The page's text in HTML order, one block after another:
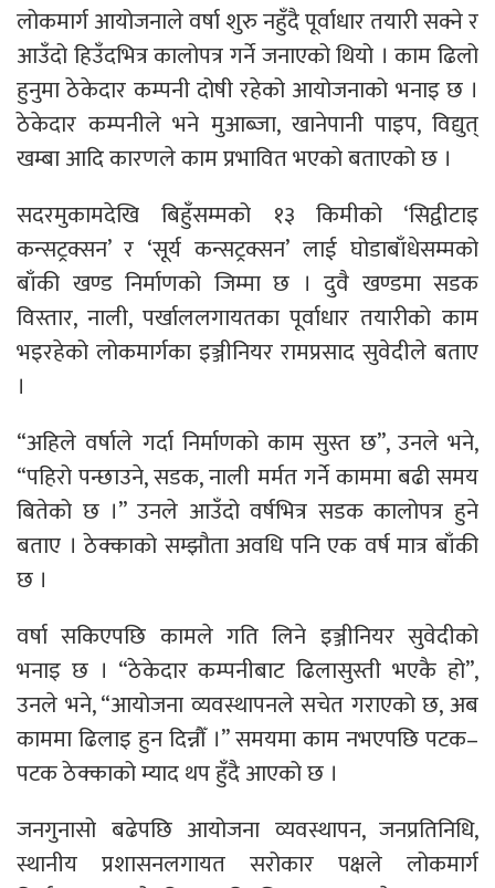
लोकमार्ग आयोजनाले वर्षा शुरु नहुँदै पूर्वाधार तयारी सक्ने र
आउँदो हिउँदभित्र कालोपत्र गर्ने जनाएको थियो । काम ढिलो
हुनुमा ठेकेदार कम्पनी दोषी रहेको आयोजनाको भनाइ छ ।
ठेकेदार कम्पनीले भने मुआब्जा, खानेपानी पाइप, विद्युत्
खम्बा आदि कारणले काम प्रभावित भएको बताएको छ ।
सदरमुकामदेखि बिहुँसम्मको १३ किमीको ‘सिद्वीटाइ
कन्सट्रक्सन’ र ‘सूर्य कन्सट्रक्सन’ लाई घोडाबाँधेसम्मको
बाँकी खण्ड निर्माणको जिम्मा छ । दुवै खण्डमा सडक
विस्तार, नाली, पर्खाललगायतका पूर्वाधार तयारीको काम
भइरहेको लोकमार्गका इञ्जीनियर रामप्रसाद सुवेदीले बताए
।
“अहिले वर्षाले गर्दा निर्माणको काम सुस्त छ”, उनले भने,
“पहिरो पन्छाउने, सडक, नाली मर्मत गर्ने काममा बढी समय
बितेको छ ।” उनले आउँदो वर्षभित्र सडक कालोपत्र हुने
बताए । ठेक्काको सम्झौता अवधि पनि एक वर्ष मात्र बाँकी
छ ।
वर्षा सकिएपछि कामले गति लिने इञ्जीनियर सुवेदीको
भनाइ छ । “ठेकेदार कम्पनीबाट ढिलासुस्ती भएकै हो”,
उनले भने, “आयोजना व्यवस्थापनले सचेत गराएको छ, अब
काममा ढिलाइ हुन दिन्नौँ ।” समयमा काम नभएपछि पटक–
पटक ठेक्काको म्याद थप हुँदै आएको छ ।
जनगुनासो बढेपछि आयोजना व्यवस्थापन, जनप्रतिनिधि,
स्थानीय प्रशासनलगायत सरोकार पक्षले लोकमार्ग